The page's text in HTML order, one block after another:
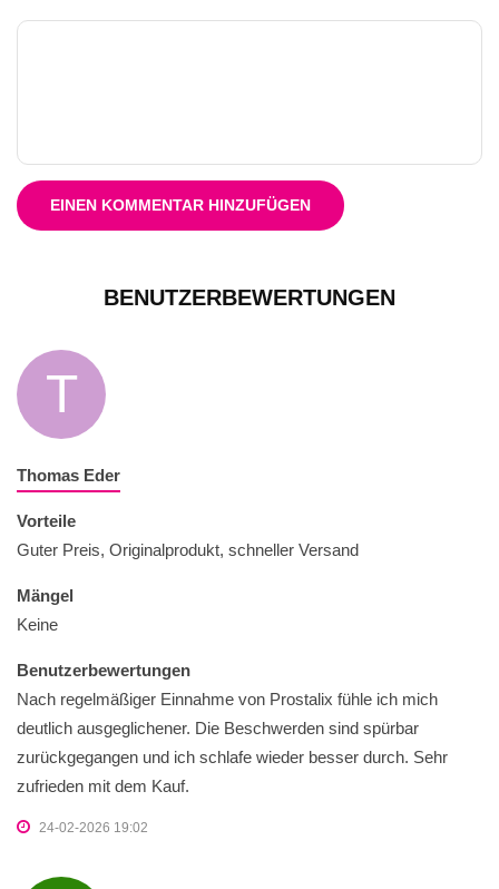
EINEN KOMMENTAR HINZUFÜGEN
BENUTZERBEWERTUNGEN
T
Thomas Eder
Vorteile
Guter Preis, Originalprodukt, schneller Versand
Mängel
Keine
Benutzerbewertungen
Nach regelmäßiger Einnahme von Prostalix fühle ich mich
deutlich ausgeglichener. Die Beschwerden sind spürbar
zurückgegangen und ich schlafe wieder besser durch. Sehr
zufrieden mit dem Kauf.
24-02-2026 19:02